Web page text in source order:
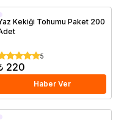
Kekiği Tohumu Paket 200
5
220
Haber Ver